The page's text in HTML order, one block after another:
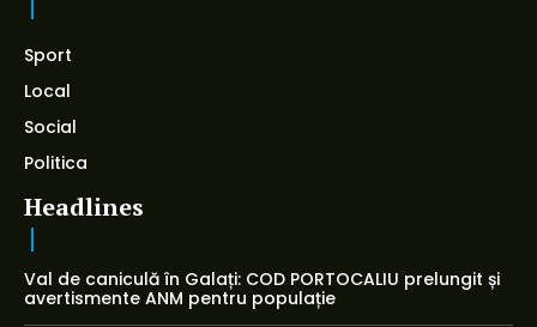
Sport
Local
Social
Politica
Headlines
Val de caniculă în Galați: COD PORTOCALIU prelungit și
avertismente ANM pentru populație